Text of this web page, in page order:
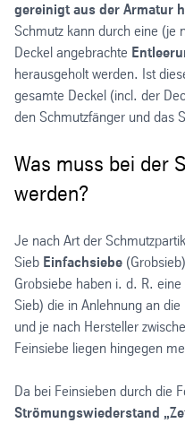
gereinigt aus der Armatur
Schmutz kann durch eine (je
Deckel angebrachte
herausgeholt werden. Ist
gesamte Deckel (incl. der
den Schmutzfänger und das
Was muss bei der
werden?
Je nach Art der
Sieb Einfachsiebe
Grobsiebe haben i. d. R.
Sieb) die in Anlehnung an
und je nach Hersteller
Feinsiebe liegen hingegen
Da bei Feinsieben durch die
Strömungswiederstand